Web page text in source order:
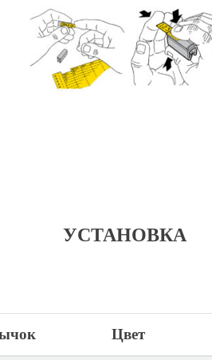
УСТАНОВКА
Цвет